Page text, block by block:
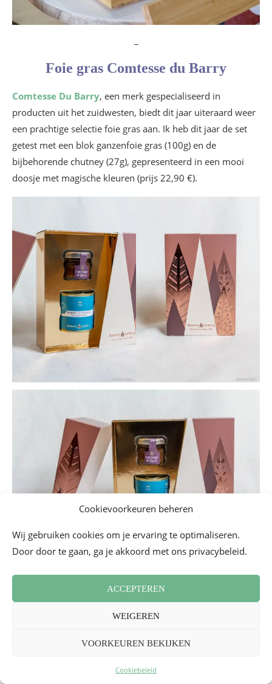
Cookievoorkeuren beheren
Wij gebruiken cookies om je ervaring te optimaliseren.
Door door te gaan, ga je akkoord met ons privacybeleid.
ACCEPTEREN
WEIGEREN
VOORKEUREN BEKIJKEN
Cookiebeleid
Foie gras Comtesse du Barry
Comtesse Du Barry, een merk gespecialiseerd in
producten uit het zuidwesten, biedt dit jaar uiteraard weer
een prachtige selectie foie gras aan. Ik heb dit jaar de set
getest met een blok ganzenfoie gras (100g) en de
bijbehorende chutney (27g), gepresenteerd in een mooi
doosje met magische kleuren (prijs 22,90 €).
_
Feestelijke poké bij Pokawa
een feestelijke, kleurrijke en lekkere poké: Tropical St
coquilles, een basis van sushirijst vergezeld van een mix